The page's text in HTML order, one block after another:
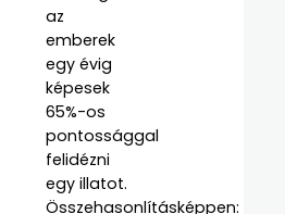
az
emberek
egy évig
képesek
65%-os
pontossággal
felidézni
egy illatot.
Összehasonlításképpen: